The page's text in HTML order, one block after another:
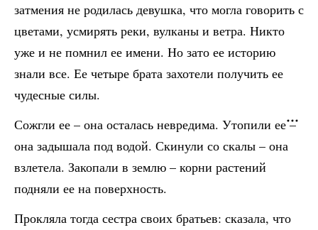
затмения не родилась девушка, что могла говорить с
цветами, усмирять реки, вулканы и ветра. Никто
уже и не помнил ее имени. Но зато ее историю
знали все. Ее четыре брата захотели получить ее
чудесные силы.
Сожгли ее – она осталась невредима. Утопили ее –
она задышала под водой. Скинули со скалы – она
взлетела. Закопали в землю – корни растений
подняли ее на поверхность.
Прокляла тогда сестра своих братьев: сказала, что